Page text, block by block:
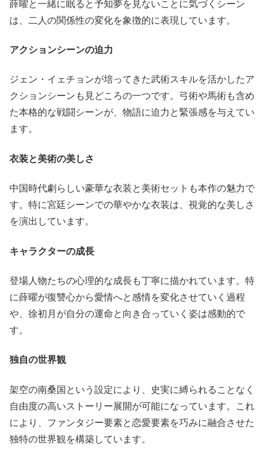
薛曜と一緒に眠ると予知夢を見ないことに気づくシーン
は、二人の関係性の変化を象徴的に表現しています。
アクションシーンの迫力
ジェン・イェチョンが培ってきた武術スキルを活かしたア
クションシーンも見どころの一つです。弓術や馬術も含め
た本格的な戦闘シーンが、物語に迫力と緊張感を与えてい
ます。
衣装と美術の美しさ
中国時代劇らしい豪華な衣装と美術セットも本作の魅力で
す。特に宮廷シーンでの華やかな衣装は、視覚的な美しさ
を演出しています。
キャラクターの成長
登場人物たちの心理的な成長も丁寧に描かれています。特
に薛曜が復讐心から愛情へと感情を変化させていく過程
や、徐初月が自分の運命と向き合っていく姿は感動的で
す。
独自の世界観
架空の南桑国という設定により、史実に縛られることなく
自由度の高いストーリー展開が可能になっています。これ
により、ファンタジー要素と恋愛要素を巧みに融合させた
独特の世界観を構築しています。